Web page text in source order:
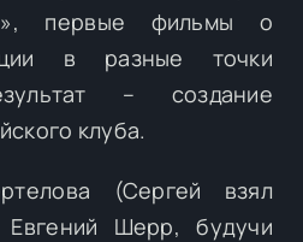
первые фильмы о
в разные точки
– создание
клуба.
(Сергей взял
Шерр, будучи